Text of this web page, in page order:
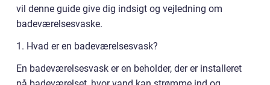
vil denne guide give dig indsigt og vejledning om
badeværelsesvaske.
1. Hvad er en badeværelsesvask?
En badeværelsesvask er en beholder, der er installeret